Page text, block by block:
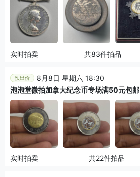
实时拍卖 共83件拍品
预出价
8月8日 星期六 18:30
泡泡堂微拍加拿大纪念币专场满50元包邮
实时拍卖 共22件拍品